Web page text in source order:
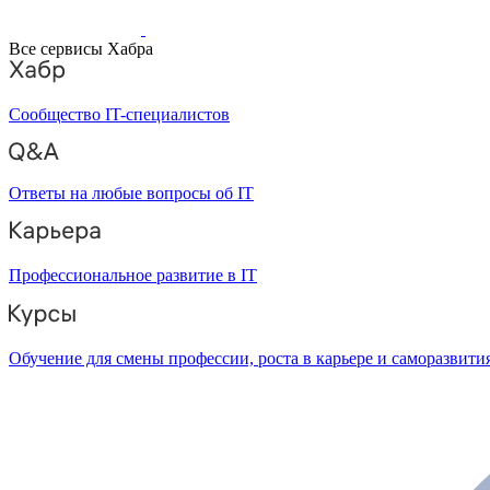
Все сервисы Хабра
Сообщество IT-специалистов
Ответы на любые вопросы об IT
Профессиональное развитие в IT
Обучение для смены профессии, роста в карьере и